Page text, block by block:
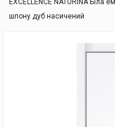
EXCELLENCE NATURINA Біла
шпону дуб насичений